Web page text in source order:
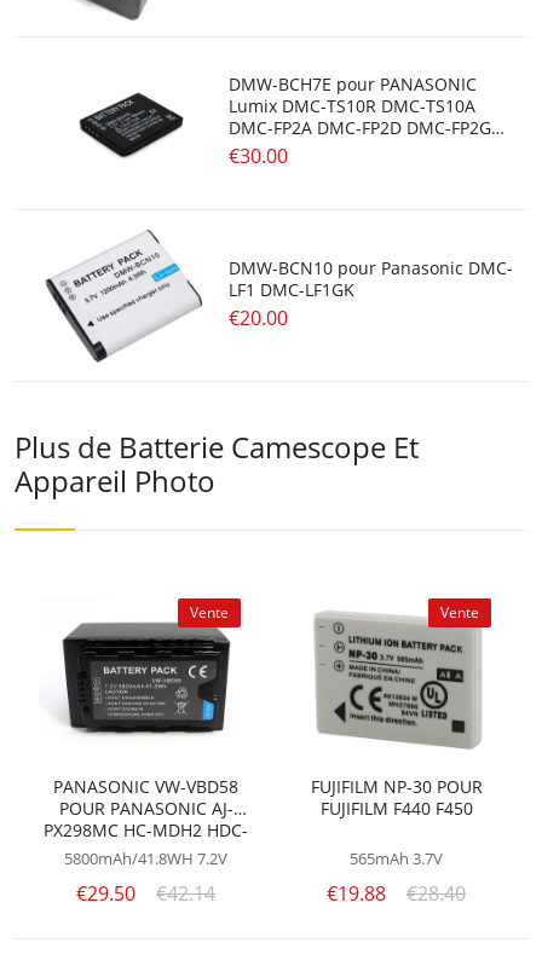
DMW-BCH7E pour PANASONIC
Lumix DMC-TS10R DMC-TS10A
DMC-FP2A DMC-FP2D DMC-FP2G
DMC-FP2H
€30.00
DMW-BCN10 pour Panasonic DMC-
LF1 DMC-LF1GK
€20.00
Plus de Batterie Camescope Et
Appareil Photo
Vente
PANASONIC VW-VBD58
POUR PANASONIC AJ-
PX298MC HC-MDH2 HDC-
MDH2GK AG-3DA1 AG-AC8
5800mAh/41.8WH 7.2V
€29.50 €42.14
Vente
FUJIFILM NP-30 POUR
FUJIFILM F440 F450
565mAh 3.7V
€19.88 €28.40